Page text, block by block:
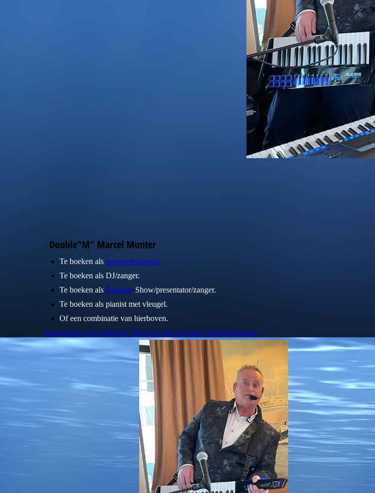
Double"M" Marcel Munter
Te boeken als toetsenist/zanger.
Te boeken als DJ/zanger.
Te boeken als Karaoke Show/presentator/zanger.
Te boeken als pianist met vleugel.
Of een combinatie van hierboven.
Bezoek ons op Facebook! Word een fan op onze Facebookpagina.